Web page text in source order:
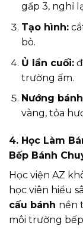
gấp 3, nghỉ
Tạo hình:
bò.
Ủ lần cuối:
trường ấm.
Nướng
vàng, tỏa
4. Học Làm
Bếp Bánh
Học viện AZ
học viên hiểu
cấu bánh nền
môi trường